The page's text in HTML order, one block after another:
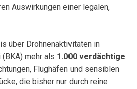
Auswirkungen einer legalen,
über Drohnenaktivitäten in
mehr als 1.000 verdächtige
Flughäfen und sensiblen
die bisher nur durch reine